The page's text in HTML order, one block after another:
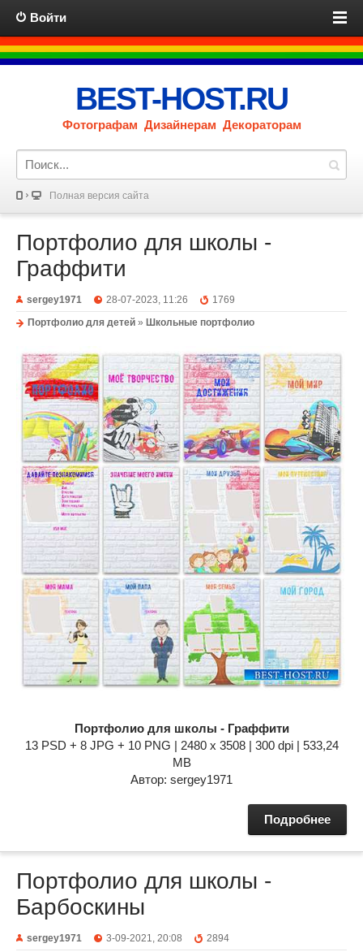
Войти
BEST-HOST.RU
Фотографам Дизайнерам Декораторам
Полная версия сайта
Портфолио для школы -
Граффити
sergey1971 28-07-2023, 11:26
1769
Портфолио для детей » Школьные портфолио
Портфолио для школы - Граффити
13 PSD + 8 JPG + 10 PNG | 2480 x 3508 | 300 dpi | 533,24
MB
Автор: sergey1971
Подробнее
Портфолио для школы -
Барбоскины
sergey1971 3-09-2021, 20:08
2894